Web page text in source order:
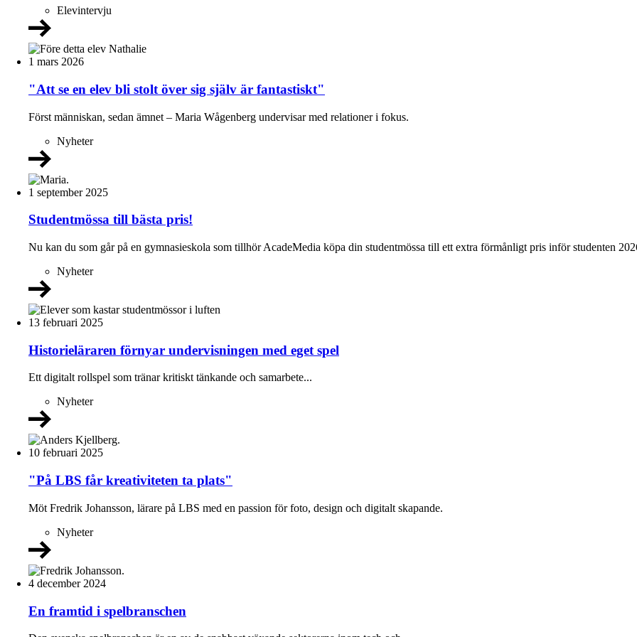
Elevintervju
1 mars 2026
"Att se en elev bli stolt över sig själv är fantastiskt"
Först människan, sedan ämnet – Maria Wågenberg undervisar med relationer i fokus.
Nyheter
1 september 2025
Studentmössa till bästa pris!
Nu kan du som går på en gymnasieskola som tillhör AcadeMedia köpa din studentmössa till ett extra förmånligt pris inför studenten
Nyheter
13 februari 2025
Historieläraren förnyar undervisningen med eget spel
Ett digitalt rollspel som tränar kritiskt tänkande och samarbete...
Nyheter
10 februari 2025
"På LBS får kreativiteten ta plats"
Möt Fredrik Johansson, lärare på LBS med en passion för foto, design och digitalt skapande.
Nyheter
4 december 2024
En framtid i spelbranschen